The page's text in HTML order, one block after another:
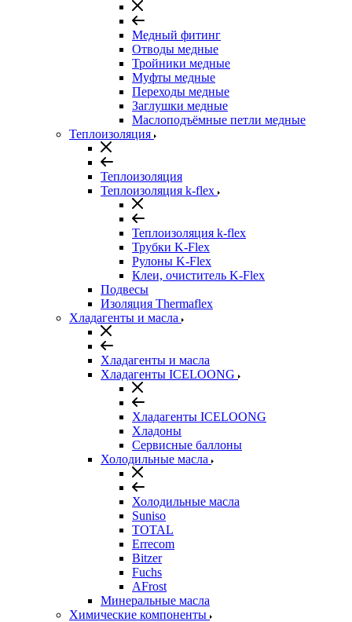
Медный фитинг
Отводы медные
Тройники медные
Муфты медные
Переходы медные
Заглушки медные
Маслоподъёмные петли медные
Теплоизоляция
Теплоизоляция
Теплоизоляция k-flex
Теплоизоляция k-flex
Трубки K-Flex
Рулоны K-Flex
Клеи, очиститель K-Flex
Подвесы
Изоляция Thermaflex
Хладагенты и масла
Хладагенты и масла
Хладагенты ICELOONG
Хладагенты ICELOONG
Хладоны
Сервисные баллоны
Холодильные масла
Холодильные масла
Suniso
TOTAL
Errecom
Bitzer
Fuchs
AFrost
Минеральные масла
Химические компоненты